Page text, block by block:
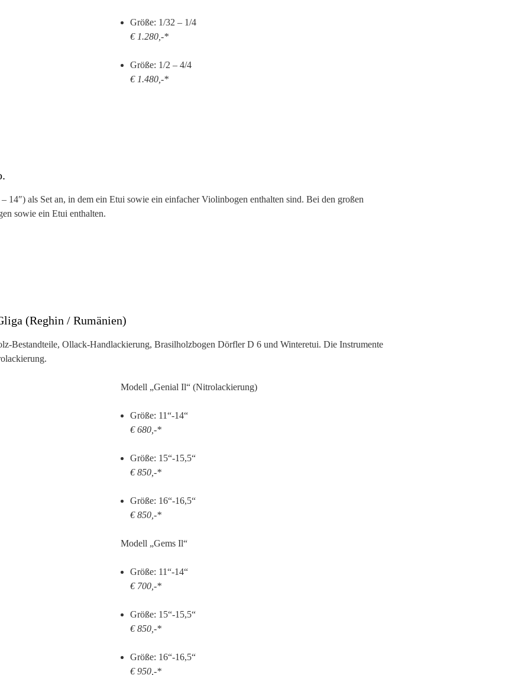
Größe: 1/32 – 1/4
€ 1.280,-*
Größe: 1/2 – 4/4
€ 1.480,-*
14″) als Set an, in dem ein Etui sowie ein einfacher Violinbogen enthalten sind. Bei den großen
sowie ein Etui enthalten.
(Reghin / Rumänien)
Bestandteile, Ollack-Handlackierung, Brasilholzbogen Dörfler D 6 und Winteretui. Die Instrumente
Modell „Genial Il“ (Nitrolackierung)
Größe: 11“-14“
€ 680,-*
Größe: 15“-15,5“
€ 850,-*
Größe: 16“-16,5“
€ 850,-*
Modell „Gems Il“
Größe: 11“-14“
€ 700,-*
Größe: 15“-15,5“
€ 850,-*
Größe: 16“-16,5“
€ 950,-*